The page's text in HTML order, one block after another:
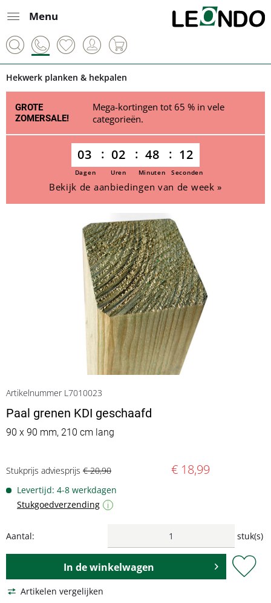
Menu
Hekwerk planken & hekpalen
GROTE
ZOMERSALE!
Mega-kortingen tot 65 % in vele
categorieën.
03 02 48 12
Dagen Uren Minuten Seconden
Bekijk de aanbiedingen van de week »
Artikelnummer L7010023
Paal grenen KDI geschaafd
90 x 90 mm, 210 cm lang
Stukprijs adviesprijs € 20,90 € 18,99
Levertijd: 4-8 werkdagen
Stukgoedverzending
i
Aantal: stuk(s)
In dewinkelwagen
Artikelen vergelijken